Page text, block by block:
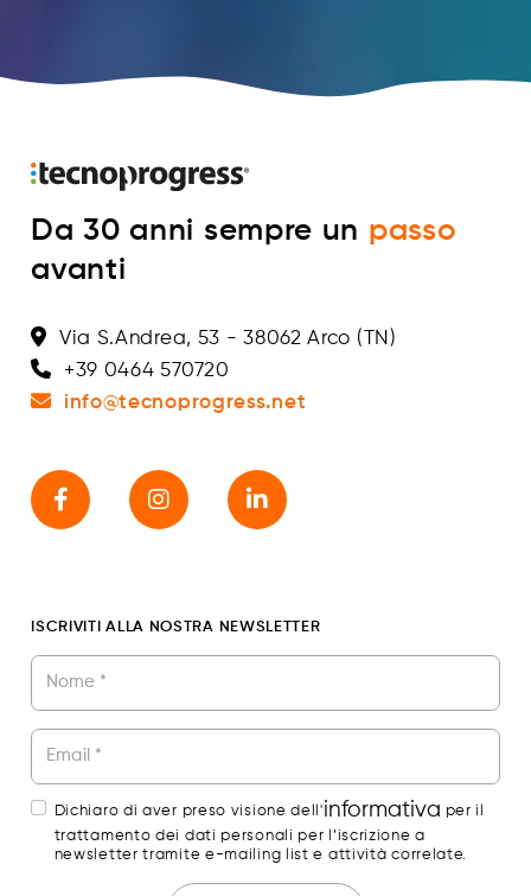
Da 30 anni sempre un passo
avanti
Via S.Andrea, 53 - 38062 Arco (TN)
+39 0464 570720
info@tecnoprogress.net
ISCRIVITI ALLA NOSTRA NEWSLETTER
Dichiaro di aver preso visione dell'informativa per il
trattamento dei dati personali per l’iscrizione a
newsletter tramite e-mailing list e attività correlate.